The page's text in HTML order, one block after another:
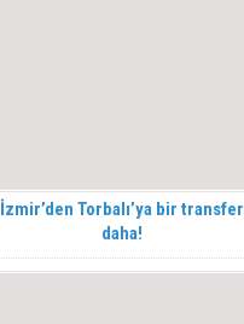
İzmir’den Torbalı’ya bir transfer
daha!